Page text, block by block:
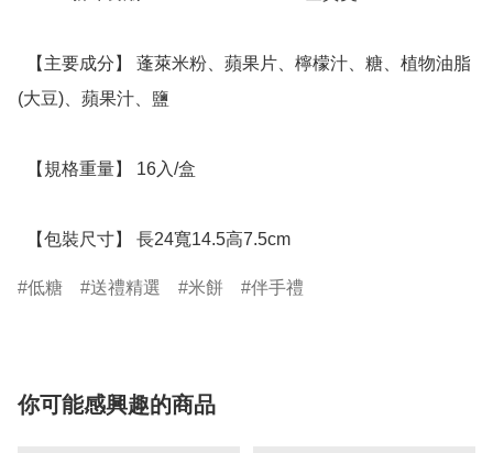
(大豆)、蘋果汁、鹽
  【包裝尺寸】 長24寬14.5高7.5cm
低糖 送禮精選 米餅 伴手禮
你可能感興趣的商品